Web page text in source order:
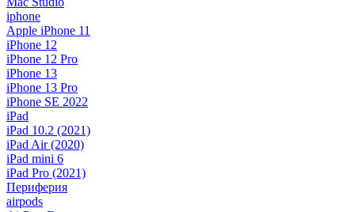
iphone
Apple iPhone 11
iPhone 12
iPhone 12 Pro
iPhone 13
iPhone 13 Pro
iPhone SE 2022
iPad
iPad 10.2 (2021)
iPad Air (2020)
iPad mini 6
iPad Pro (2021)
Периферия
airpods